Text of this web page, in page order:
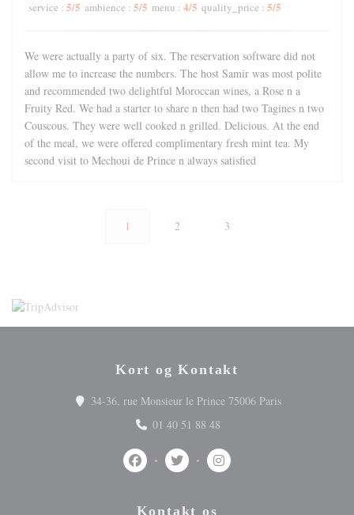
service : 5/5 ambience : 5/5 menu : 4/5 quality_price : 5/5
We were actually a party of six. The reservation software did not
allow me to increase the numbers. The host Samir was most polite
and recommended two delightful Moroccan wines, a Rose n a
Fruity Red. We had a starter to share n then had two Tagines n two
Couscous. They were well cooked n grilled. Delicious. At the end
of the meal, we were offered complimentary fresh mint tea. My
second visit to Mechoui de Prince n always satisfied
1 2 3
Kort og Kontakt
34-36, rue Monsieur le Prince 75006 Paris((åbner i et nyt
01 40 51 88 48
Facebook ((åbner i et nyt vindue))
Twitter ((åbner i et nyt vindue))
Instagram ((åbner i et nyt
Kontakt os